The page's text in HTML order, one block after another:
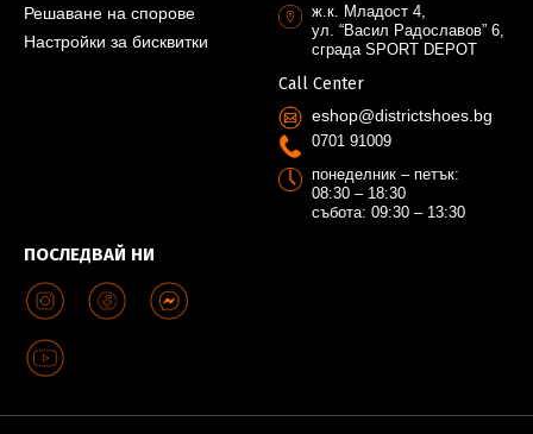
Решаване на спорове
Настройки за бисквитки
ПОСЛЕДВАЙ НИ
ж.к. Младост 4,
ул. “Васил Радославов” 6,
сграда SPORT DEPOT
Call Center
eshop@districtshoes.bg
0701 91009
понеделник – петък:
08:30 – 18:30
събота: 09:30 – 13:30